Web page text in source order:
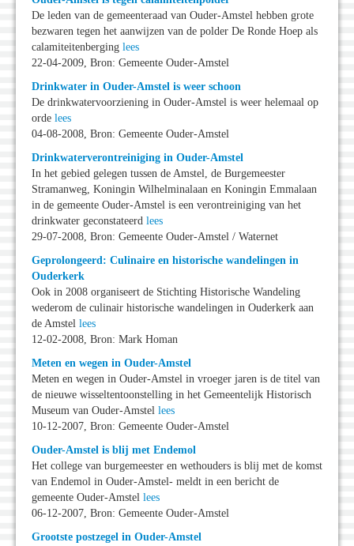
De leden van de gemeenteraad van Ouder-Amstel hebben grote
bezwaren tegen het aanwijzen van de polder De Ronde Hoep als
calamiteitenberging lees
22-04-2009, Bron: Gemeente Ouder-Amstel
Drinkwater in Ouder-Amstel is weer schoon
De drinkwatervoorziening in Ouder-Amstel is weer helemaal op
orde lees
04-08-2008, Bron: Gemeente Ouder-Amstel
Drinkwaterverontreiniging in Ouder-Amstel
In het gebied gelegen tussen de Amstel, de Burgemeester
Stramanweg, Koningin Wilhelminalaan en Koningin Emmalaan
in de gemeente Ouder-Amstel is een verontreiniging van het
drinkwater geconstateerd lees
29-07-2008, Bron: Gemeente Ouder-Amstel / Waternet
Geprolongeerd: Culinaire en historische wandelingen in
Ouderkerk
Ook in 2008 organiseert de Stichting Historische Wandeling
wederom de culinair historische wandelingen in Ouderkerk aan
de Amstel lees
12-02-2008, Bron: Mark Homan
Meten en wegen in Ouder-Amstel
Meten en wegen in Ouder-Amstel in vroeger jaren is de titel van
de nieuwe wisseltentoonstelling in het Gemeentelijk Historisch
Museum van Ouder-Amstel lees
10-12-2007, Bron: Gemeente Ouder-Amstel
Ouder-Amstel is blij met Endemol
Het college van burgemeester en wethouders is blij met de komst
van Endemol in Ouder-Amstel- meldt in een bericht de
gemeente Ouder-Amstel lees
06-12-2007, Bron: Gemeente Ouder-Amstel
Grootste postzegel in Ouder-Amstel